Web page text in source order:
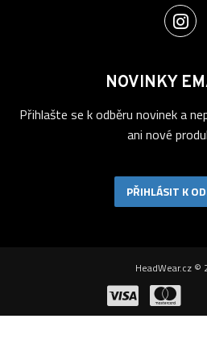
NOVINKY
Přihlašte se k odběru novinek a
ani nové
PŘIHLÁSIT K
HeadWear.cz ©